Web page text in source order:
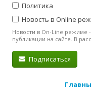
Политика
Новость в Online
Новости в On-Line режиме
публикации на сайте. В
Подписаться